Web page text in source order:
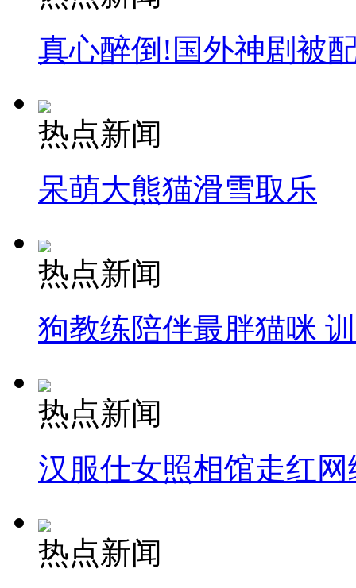
真心醉倒!国外神剧被
热点新闻
呆萌大熊猫滑雪取乐
热点新闻
狗教练陪伴最胖猫咪
热点新闻
汉服仕女照相馆走红网
热点新闻